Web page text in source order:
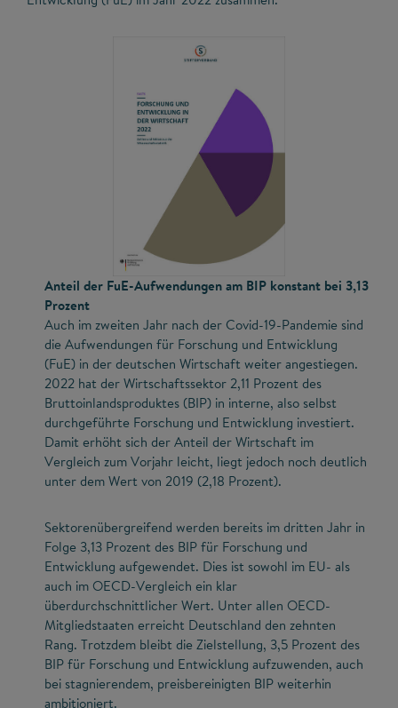
Anteil der FuE-Aufwendungen am BIP konstant bei 3,13
Prozent
Auch im zweiten Jahr nach der Covid-19-Pandemie sind
die Aufwendungen für Forschung und Entwicklung
(FuE) in der deutschen Wirtschaft weiter angestiegen.
2022 hat der Wirtschaftssektor 2,11 Prozent des
Bruttoinlandsproduktes (BIP) in interne, also selbst
durchgeführte Forschung und Entwicklung investiert.
Damit erhöht sich der Anteil der Wirtschaft im
Vergleich zum Vorjahr leicht, liegt jedoch noch deutlich
unter dem Wert von 2019 (2,18 Prozent).
Sektorenübergreifend werden bereits im dritten Jahr in
Folge 3,13 Prozent des BIP für Forschung und
Entwicklung aufgewendet. Dies ist sowohl im EU- als
auch im OECD-Vergleich ein klar
überdurchschnittlicher Wert. Unter allen OECD-
Mitgliedstaaten erreicht Deutschland den zehnten
Rang. Trotzdem bleibt die Zielstellung, 3,5 Prozent des
BIP für Forschung und Entwicklung aufzuwenden, auch
bei stagnierendem, preisbereinigten BIP weiterhin
ambitioniert.